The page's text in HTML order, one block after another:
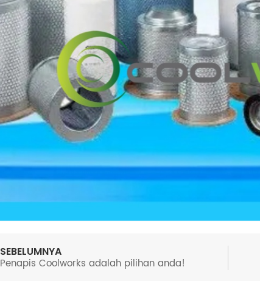
SEBELUMNYA
Penapis Coolworks adalah pilihan anda!